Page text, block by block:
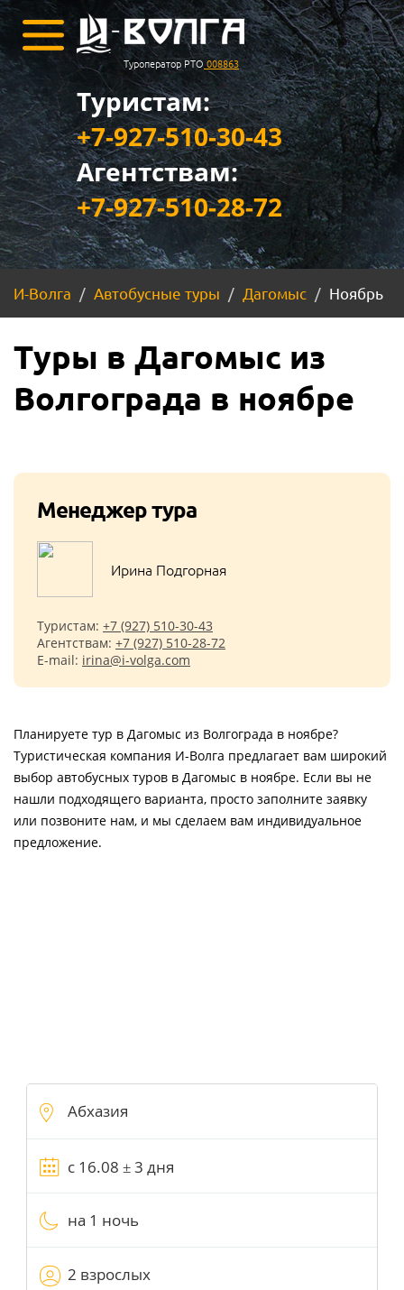
Туроператор РТО 008863
Туристам:
+7-927-510-30-43
Агентствам:
+7-927-510-28-72
И-Волга Автобусные туры Дагомыс Ноябрь
Туры в Дагомыс из
Волгограда в ноябре
Менеджер тура
Ирина Подгорная
Туристам: +7 (927) 510-30-43
Агентствам: +7 (927) 510-28-72
E-mail: irina@i-volga.com
Планируете тур в Дагомыс из Волгограда в ноябре?
Туристическая компания И-Волга предлагает вам широкий
выбор автобусных туров в Дагомыс в ноябре. Если вы не
нашли подходящего варианта, просто заполните заявку
или позвоните нам, и мы сделаем вам индивидуальное
предложение.
на 1 ночь
2 взрослых